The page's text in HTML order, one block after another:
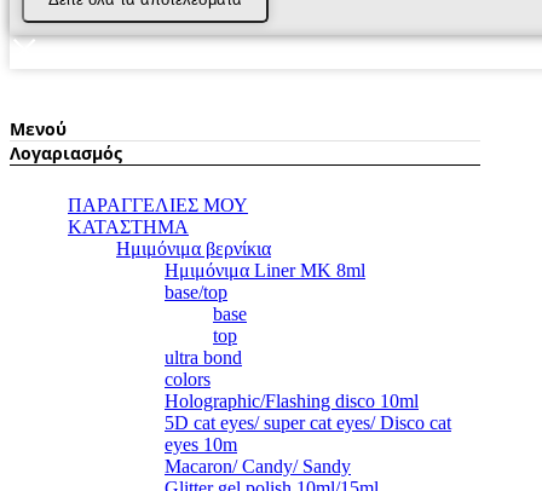
Μενού
Λογαριασμός
ΠΑΡΑΓΓΕΛΙΕΣ ΜΟΥ
ΚΑΤΑΣΤΗΜΑ
Ημιμόνιμα βερνίκια
Ημιμόνιμα Liner ΜΚ 8ml
base/top
base
top
ultra bond
colors
Holographic/Flashing disco 10ml
5D cat eyes/ super cat eyes/ Disco cat
eyes 10m
Macaron/ Candy/ Sandy